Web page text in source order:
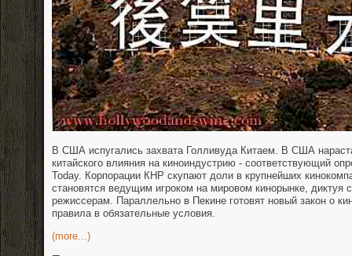
В США испугались захвата Голливуда Китаем. В США
китайского влияния на киноиндустрию - соответствующий
Today. Корпорации КНР скупают доли в крупнейших
становятся ведущим игроком на мировом кинорынке, диктуя
режиссерам. Параллельно в Пекине готовят новый закон о
правила в обязательные условия.
(more...)